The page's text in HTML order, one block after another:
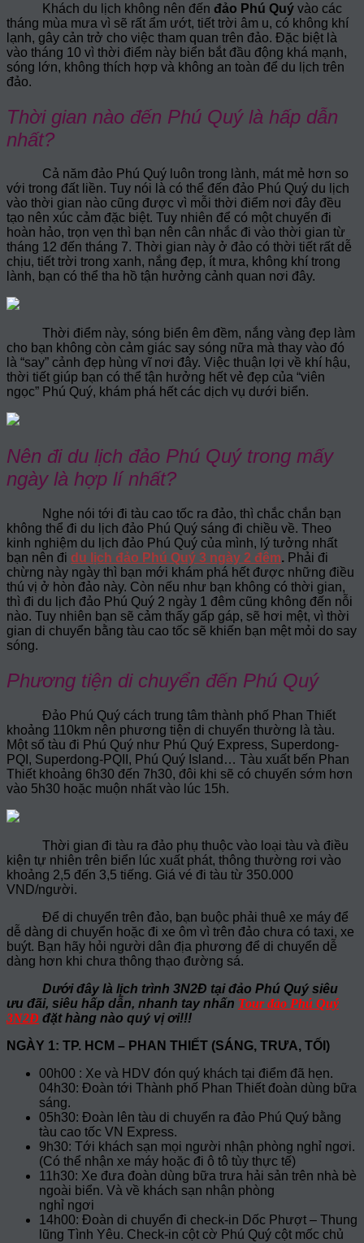
Khách du lịch không nên đến đảo Phú Quý vào các
tháng mùa mưa vì sẽ rất ẩm ướt, tiết trời âm u, có không khí
lạnh, gây cản trở cho việc tham quan trên đảo. Đặc biệt là
vào tháng 10 vì thời điểm này biển bắt đầu động khá mạnh,
sóng lớn, không thích hợp và không an toàn để du lịch trên
đảo.
Thời gian nào đến Phú Quý là hấp dẫn
nhất?
Cả năm đảo Phú Quý luôn trong lành, mát mẻ hơn so
với trong đất liền. Tuy nói là có thể đến đảo Phú Quý du lịch
vào thời gian nào cũng được vì mỗi thời điểm nơi đây đều
tạo nên xúc cảm đặc biệt. Tuy nhiên để có một chuyến đi
hoàn hảo, trọn vẹn thì bạn nên cân nhắc đi vào thời gian từ
tháng 12 đến tháng 7. Thời gian này ở đảo có thời tiết rất dễ
chịu, tiết trời trong xanh, nắng đẹp, ít mưa, không khí trong
lành, bạn có thể tha hồ tận hưởng cảnh quan nơi đây.
Thời điểm này, sóng biển êm đềm, nắng vàng đẹp làm
cho bạn không còn cảm giác say sóng nữa mà thay vào đó
là “say” cảnh đẹp hùng vĩ nơi đây. Việc thuận lợi về khí hậu,
thời tiết giúp bạn có thể tận hưởng hết vẻ đẹp của “viên
ngọc” Phú Quý, khám phá hết các dịch vụ dưới biển.
Nên đi du lịch đảo Phú Quý trong mấy
ngày là hợp lí nhất?
Nghe nói tới đi tàu cao tốc ra đảo, thì chắc chắn bạn
không thể đi du lịch đảo Phú Quý sáng đi chiều về. Theo
kinh nghiệm du lịch đảo Phú Quý của mình, lý tưởng nhất
bạn nên đi du lịch đảo Phú Quý 3 ngày 2 đêm. Phải đi
chừng này ngày thì bạn mới khám phá hết được những điều
thú vị ở hòn đảo này. Còn nếu như bạn không có thời gian,
thì đi du lịch đảo Phú Quý 2 ngày 1 đêm cũng không đến nỗi
nào. Tuy nhiên bạn sẽ cảm thấy gấp gáp, sẽ hơi mệt, vì thời
gian di chuyển bằng tàu cao tốc sẽ khiến bạn mệt mỏi do say
sóng.
Phương tiện di chuyển đến Phú Quý
Đảo Phú Quý cách trung tâm thành phố Phan Thiết
khoảng 110km nên phương tiện di chuyển thường là tàu.
Một số tàu đi Phú Quý như Phú Quý Express, Superdong-
PQI, Superdong-PQII, Phú Quý Island… Tàu xuất bến Phan
Thiết khoảng 6h30 đến 7h30, đôi khi sẽ có chuyến sớm hơn
vào 5h30 hoặc muộn nhất vào lúc 15h.
Thời gian đi tàu ra đảo phụ thuộc vào loại tàu và điều
kiện tự nhiên trên biển lúc xuất phát, thông thường rơi vào
khoảng 2,5 đến 3,5 tiếng. Giá vé đi tàu từ 350.000
VND/người.
Để di chuyển trên đảo, bạn buộc phải thuê xe máy để
dễ dàng di chuyển hoặc đi xe ôm vì trên đảo chưa có taxi, xe
buýt. Bạn hãy hỏi người dân địa phương để di chuyển dễ
dàng hơn khi chưa thông thạo đường sá.
Dưới đây là lịch trình 3N2Đ tại đảo Phú Quý siêu
ưu đãi, siêu hấp dẫn, nhanh tay nhấn Tour đảo Phú Quý
3N2Đ đặt hàng nào quý vị ơi!!!
NGÀY 1: TP. HCM – PHAN THIẾT (SÁNG, TRƯA, TỐI)
00h00 : Xe và HDV đón quý khách tại điểm đã hẹn.
04h30: Đoàn tới Thành phố Phan Thiết đoàn dùng bữa
sáng.
05h30: Đoàn lên tàu di chuyển ra đảo Phú Quý bằng
tàu cao tốc VN Express.
9h30: Tới khách sạn mọi người nhận phòng nghỉ ngơi.
(Có thể nhận xe máy hoặc đi ô tô tùy thực tế)
11h30: Xe đưa đoàn dùng bữa trưa hải sản trên nhà bè
ngoài biển. Và về khách sạn nhận phòng
nghỉ ngơi
14h00: Đoàn di chuyển đi check-in Dốc Phượt – Thung
lũng Tình Yêu. Check-in cột cờ Phú Quý cột mốc chủ